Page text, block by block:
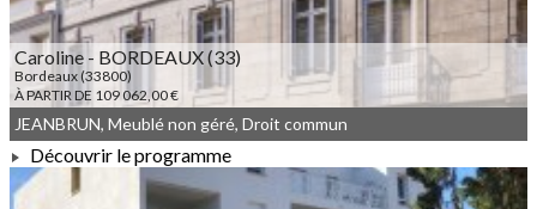
Caroline - BORDEAUX (33)
Bordeaux (33800)
À PARTIR DE 109 062,00 €
JEANBRUN, Meublé non géré, Droit commun
Découvrir le programme